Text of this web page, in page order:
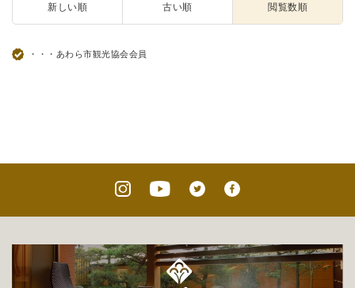
新しい順 古い順 閲覧数順
・・・あわら市観光協会会員